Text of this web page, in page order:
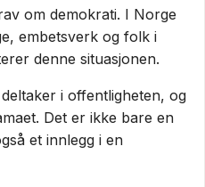
om demokrati. I Norge
embetsverk og folk i
denne situasjonen.
i offentligheten, og
Det er ikke bare en
et innlegg i en